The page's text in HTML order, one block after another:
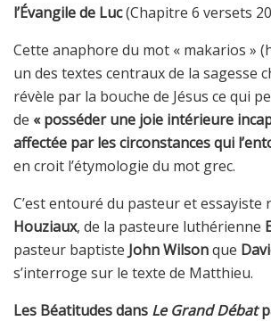
l’Évangile de Luc(Chapitre 6 versets
Cette anaphore du mot « makarios »
un des textes centraux de la sagesse
révèle par la bouche de Jésus ce qui
de « posséder une joie intérieure
affectée par les circonstances qui
en croit l’étymologie du mot grec.
C’est entouré du pasteur et essayiste
Houziaux, de la pasteure luthérienne
pasteur baptiste John Wilsonque
s’interroge sur le texte de Matthieu.
Les Béatitudes dans Le Grand Débat